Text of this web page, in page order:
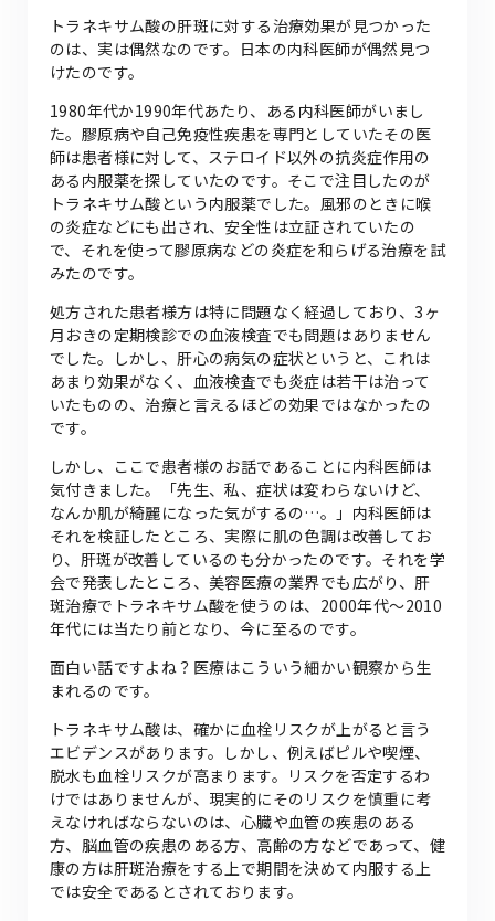
トラネキサム酸の肝斑に対する治療効果が見つかった
のは、実は偶然なのです。日本の内科医師が偶然見つ
けたのです。
1980年代か1990年代あたり、ある内科医師がいまし
た。膠原病や自己免疫性疾患を専門としていたその医
師は患者様に対して、ステロイド以外の抗炎症作用の
ある内服薬を探していたのです。そこで注目したのが
トラネキサム酸という内服薬でした。風邪のときに喉
の炎症などにも出され、安全性は立証されていたの
で、それを使って膠原病などの炎症を和らげる治療を試
みたのです。
処方された患者様方は特に問題なく経過しており、3ヶ
月おきの定期検診での血液検査でも問題はありません
でした。しかし、肝心の病気の症状というと、これは
あまり効果がなく、血液検査でも炎症は若干は治って
いたものの、治療と言えるほどの効果ではなかったの
です。
しかし、ここで患者様のお話であることに内科医師は
気付きました。「先生、私、症状は変わらないけど、
なんか肌が綺麗になった気がするの…。」内科医師は
それを検証したところ、実際に肌の色調は改善してお
り、肝斑が改善しているのも分かったのです。それを学
会で発表したところ、美容医療の業界でも広がり、肝
斑治療でトラネキサム酸を使うのは、2000年代〜2010
年代には当たり前となり、今に至るのです。
面白い話ですよね？医療はこういう細かい観察から生
まれるのです。
トラネキサム酸は、確かに血栓リスクが上がると言う
エビデンスがあります。しかし、例えばピルや喫煙、
脱水も血栓リスクが高まります。リスクを否定するわ
けではありませんが、現実的にそのリスクを慎重に考
えなければならないのは、心臓や血管の疾患のある
方、脳血管の疾患のある方、高齢の方などであって、健
康の方は肝斑治療をする上で期間を決めて内服する上
では安全であるとされております。